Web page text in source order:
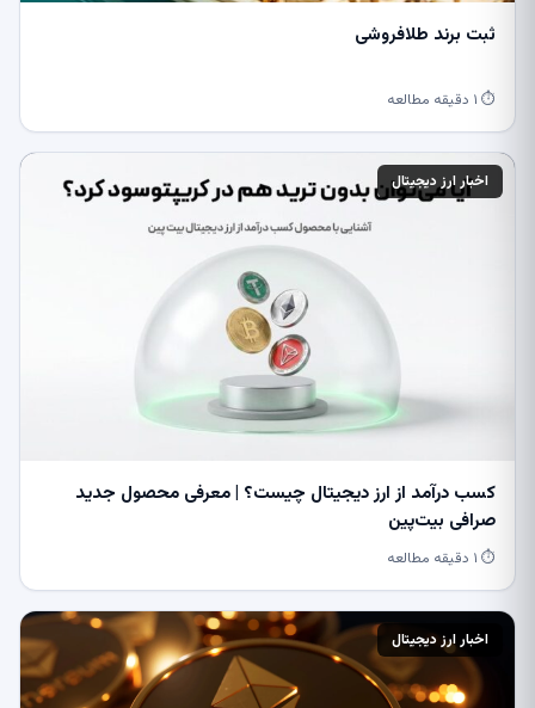
ثبت برند طلافروشی
⏱ ۱ دقیقه مطالعه
اخبار ارز دیجیتال
کسب درآمد از ارز دیجیتال چیست؟ | معرفی محصول جدید
صرافی بیت‌پین
⏱ ۱ دقیقه مطالعه
اخبار ارز دیجیتال